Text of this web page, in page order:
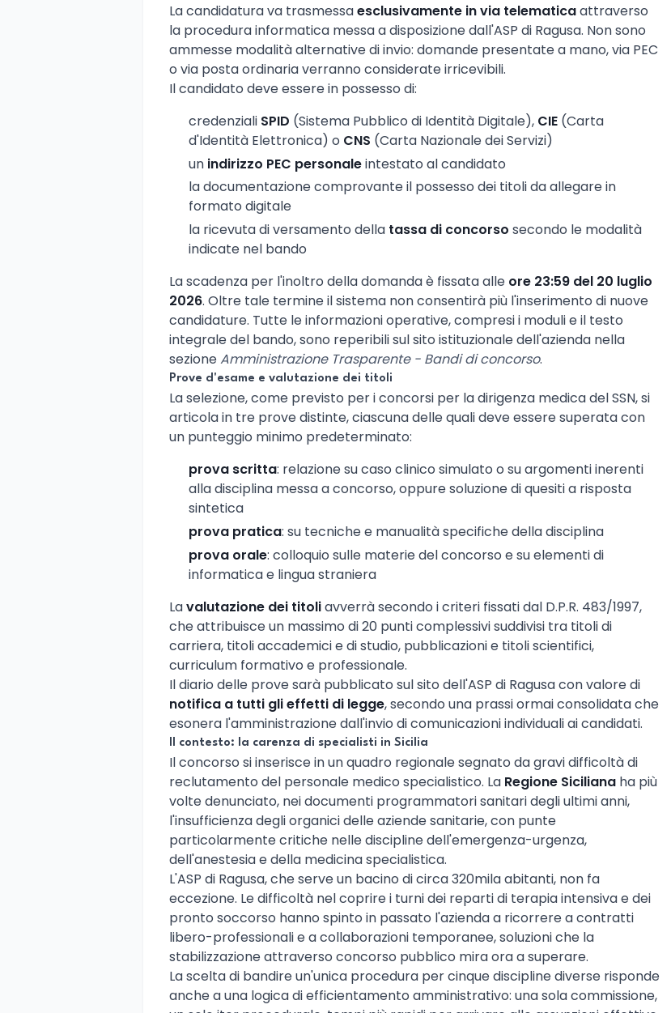
La candidatura va trasmessaesclusivamente in via telematicaattraverso
la procedura informatica messa a disposizione dall'ASP di Ragusa. Non sono
ammesse modalità alternative di invio: domande presentate a mano, via PEC
o via posta ordinaria verranno considerate irricevibili.
Il candidato deve essere in possesso di:
credenziali SPID (Sistema Pubblico di Identità Digitale), CIE (Carta
d'Identità Elettronica) o CNS (Carta Nazionale dei Servizi)
un indirizzo PEC personaleintestato al candidato
la documentazione comprovante il possesso dei titoli da allegare in
formato digitale
la ricevuta di versamento della tassa di concorso secondo le modalità
indicate nel bando
La scadenza per l'inoltro della domanda è fissata alle ore 23:59 del 20 luglio
2026. Oltre tale termine il sistema non consentirà più l'inserimento di nuove
candidature. Tutte le informazioni operative, compresi i moduli e il testo
integrale del bando, sono reperibili sul sito istituzionale dell'azienda nella
sezioneAmministrazione Trasparente - Bandi di concorso.
Prove d'esame e valutazione dei titoli
La selezione, come previsto per i concorsi per la dirigenza medica del SSN, si
articola in tre prove distinte, ciascuna delle quali deve essere superata con
un punteggio minimo predeterminato:
prova scritta: relazione su caso clinico simulato o su argomenti inerenti
alla disciplina messa a concorso, oppure soluzione di quesiti a risposta
sintetica
prova pratica: su tecniche e manualità specifiche della disciplina
prova orale: colloquio sulle materie del concorso e su elementi di
informatica e lingua straniera
Lavalutazione dei titoliavverrà secondo i criteri fissati dal D.P.R. 483/1997,
che attribuisce un massimo di 20 punti complessivi suddivisi tra titoli di
carriera, titoli accademici e di studio, pubblicazioni e titoli scientifici,
curriculum formativo e professionale.
Il diario delle prove sarà pubblicato sul sito dell'ASP di Ragusa con valore di
notifica a tutti gli effetti di legge, secondo una prassi ormai consolidata che
esonera l'amministrazione dall'invio di comunicazioni individuali ai candidati.
Il contesto: la carenza di specialisti in Sicilia
Il concorso si inserisce in un quadro regionale segnato da gravi difficoltà di
reclutamento del personale medico specialistico. La Regione Siciliana ha più
volte denunciato, nei documenti programmatori sanitari degli ultimi anni,
l'insufficienza degli organici delle aziende sanitarie, con punte
particolarmente critiche nelle discipline dell'emergenza-urgenza,
dell'anestesia e della medicina specialistica.
L'ASP di Ragusa, che serve un bacino di circa 320mila abitanti, non fa
eccezione. Le difficoltà nel coprire i turni dei reparti di terapia intensiva e dei
pronto soccorso hanno spinto in passato l'azienda a ricorrere a contratti
libero-professionali e a collaborazioni temporanee, soluzioni che la
stabilizzazione attraverso concorso pubblico mira ora a superare.
La scelta di bandire un'unica procedura per cinque discipline diverse risponde
anche a una logica di efficientamento amministrativo: una sola commissione,